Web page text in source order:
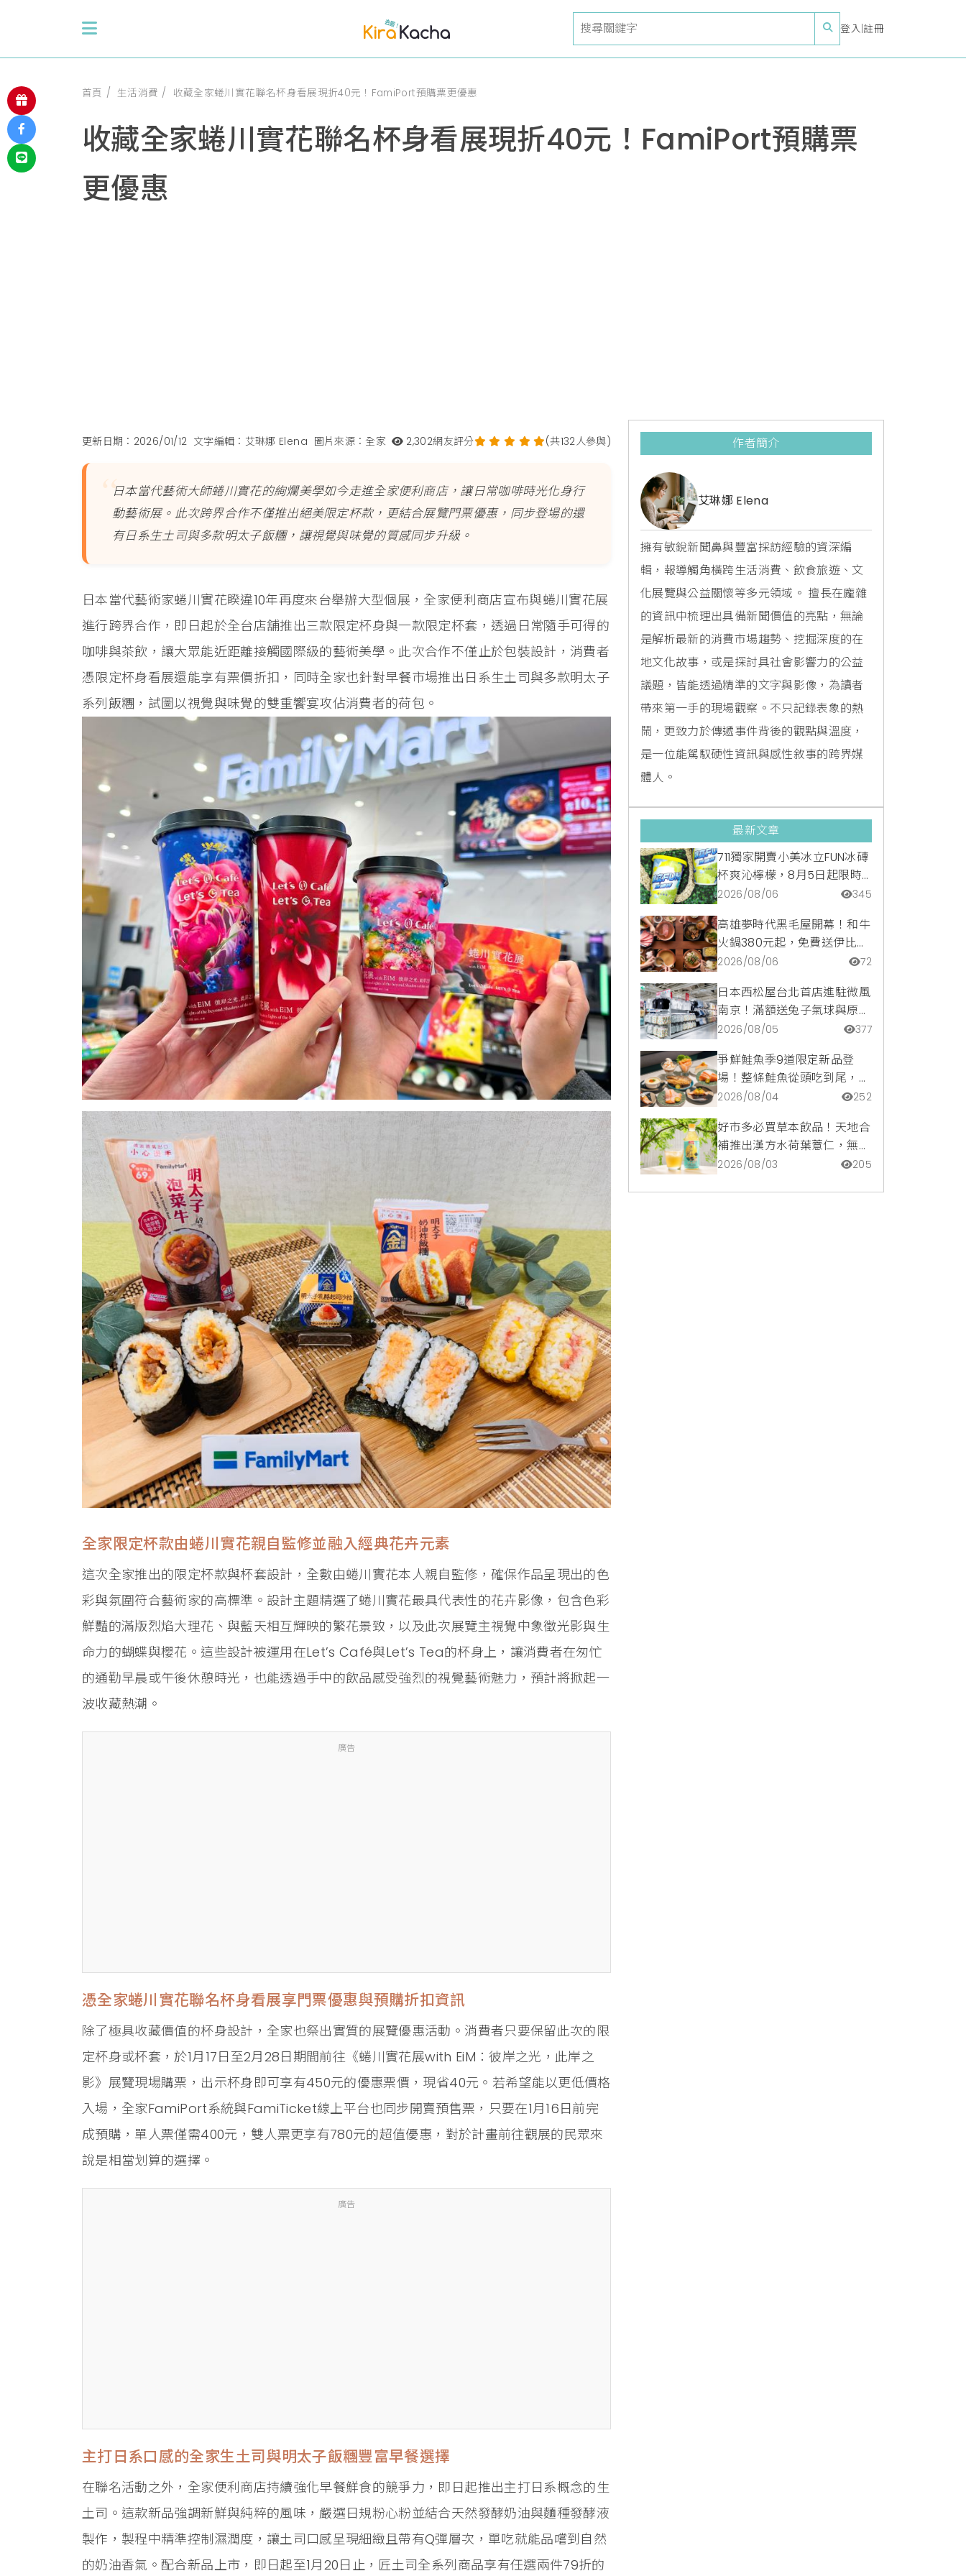
登入 註冊
首頁 生活消費 收藏全家蜷川實花聯名杯身看展現折40元！FamiPort預購票更優惠
收藏全家蜷川實花聯名杯身看展現折40元！FamiPort預購票
更優惠
更新日期：2026/01/12 文字編輯：艾琳娜 Elena 圖片來源：全家 2,302網友評分 (共132人參與)
日本當代藝術大師蜷川實花的絢爛美學如今走進全家便利商店，讓日常咖啡時光化身行
動藝術展。此次跨界合作不僅推出絕美限定杯款，更結合展覽門票優惠，同步登場的還
有日系生土司與多款明太子飯糰，讓視覺與味覺的質感同步升級。
日本當代藝術家蜷川實花睽違10年再度來台舉辦大型個展，全家便利商店宣布與蜷川實花展
進行跨界合作，即日起於全台店舖推出三款限定杯身與一款限定杯套，透過日常隨手可得的
咖啡與茶飲，讓大眾能近距離接觸國際級的藝術美學。此次合作不僅止於包裝設計，消費者
憑限定杯身看展還能享有票價折扣，同時全家也針對早餐市場推出日系生土司與多款明太子
系列飯糰，試圖以視覺與味覺的雙重饗宴攻佔消費者的荷包。
全家限定杯款由蜷川實花親自監修並融入經典花卉元素
這次全家推出的限定杯款與杯套設計，全數由蜷川實花本人親自監修，確保作品呈現出的色
彩與氛圍符合藝術家的高標準。設計主題精選了蜷川實花最具代表性的花卉影像，包含色彩
鮮豔的滿版烈焰大理花、與藍天相互輝映的繁花景致，以及此次展覽主視覺中象徵光影與生
命力的蝴蝶與櫻花。這些設計被運用在Let’s Café與Let’s Tea的杯身上，讓消費者在匆忙
的通勤早晨或午後休憩時光，也能透過手中的飲品感受強烈的視覺藝術魅力，預計將掀起一
波收藏熱潮。
廣告
憑全家蜷川實花聯名杯身看展享門票優惠與預購折扣資訊
除了極具收藏價值的杯身設計，全家也祭出實質的展覽優惠活動。消費者只要保留此次的限
定杯身或杯套，於1月17日至2月28日期間前往《蜷川實花展with EiM：彼岸之光，此岸之
影》展覽現場購票，出示杯身即可享有450元的優惠票價，現省40元。若希望能以更低價格
入場，全家FamiPort系統與FamiTicket線上平台也同步開賣預售票，只要在1月16日前完
成預購，單人票僅需400元，雙人票更享有780元的超值優惠，對於計畫前往觀展的民眾來
說是相當划算的選擇。
廣告
主打日系口感的全家生土司與明太子飯糰豐富早餐選擇
在聯名活動之外，全家便利商店持續強化早餐鮮食的競爭力，即日起推出主打日系概念的生
土司。這款新品強調新鮮與純粹的風味，嚴選日規粉心粉並結合天然發酵奶油與麵種發酵液
製作，製程中精準控制濕潤度，讓土司口感呈現細緻且帶有Q彈層次，單吃就能品嚐到自然
的奶油香氣。配合新品上市，即日起至1月20日止，匠土司全系列商品享有任選兩件79折的
作者簡介
艾琳娜 Elena
擁有敏銳新聞鼻與豐富採訪經驗的資深編
輯，報導觸角橫跨生活消費、飲食旅遊、文
化展覽與公益關懷等多元領域。 擅長在龐雜
的資訊中梳理出具備新聞價值的亮點，無論
是解析最新的消費市場趨勢、挖掘深度的在
地文化故事，或是探討具社會影響力的公益
議題，皆能透過精準的文字與影像，為讀者
帶來第一手的現場觀察。不只記錄表象的熱
鬧，更致力於傳遞事件背後的觀點與溫度，
是一位能駕馭硬性資訊與感性敘事的跨界媒
體人。
最新文章
711獨家開賣小美冰立FUN冰磚
杯爽沁檸檬，8月5日起限時
嚐鮮價39元特調咖啡氣泡水
2026/08/06 345
高雄夢時代黑毛屋開幕！和牛
火鍋380元起，免費送伊比利
豬再享青森蘋果冰淇淋加購
2026/08/06 72
日本西松屋台北首店進駐微風
南京！滿額送兔子氣球與原創
托特包，指定夏裝享8折優惠
2026/08/05 377
爭鮮鮭魚季9道限定新品登
場！整條鮭魚從頭吃到尾，鹹
甜鮭魚卵霜淇淋開吃，滿額再
2026/08/04 252
好市多必買草本飲品！天地合
補推出漢方水荷葉薏仁，無咖
啡因低卡路里輕鬆喝無負擔
2026/08/03 205